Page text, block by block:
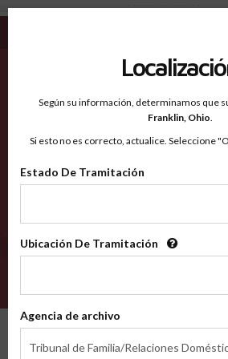
Otoe NE - Condados
Condados
2600
Según su información, determinamos que
Franklin, Ohio.
Si esto no es correcto, actualice. Seleccione
Estado De Tramitación
Tramitación
Ubicación De Tramitación
Tramitación
Agencia de archivo
Tribunal de Familia/Relaciones
de